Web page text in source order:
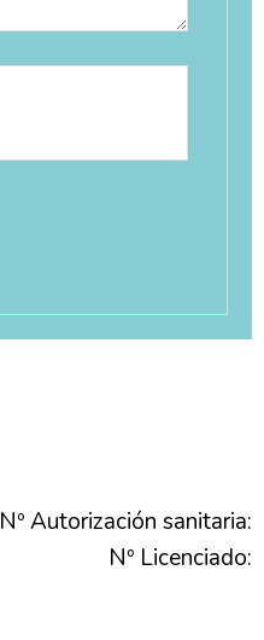
Nº Autorización sanitaria:
Nº Licenciado: